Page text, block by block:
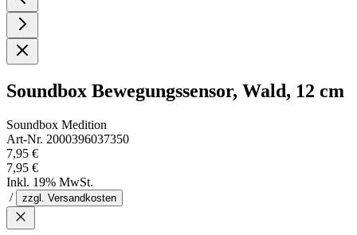
Soundbox Bewegungssensor, Wald, 12 cm
Soundbox Medition
Art-Nr. 2000396037350
7,95 €
7,95 €
Inkl. 19% MwSt.
/
zzgl. Versandkosten